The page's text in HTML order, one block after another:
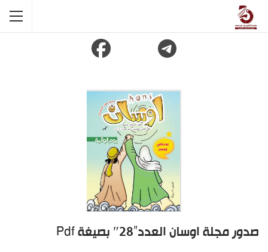
صدور مجلة اوسان العدد”28″ بصيغة Pdf